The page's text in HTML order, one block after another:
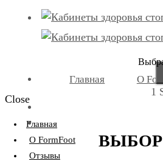
1
Главная О
Close
Главная
О FormFoot
Отзывы